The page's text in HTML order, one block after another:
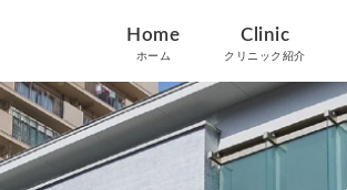
Home
ホーム
Clinic
クリニック紹介